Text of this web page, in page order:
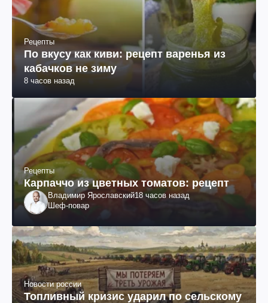
Рецепты
По вкусу как киви: рецепт варенья из
кабачков не зиму
8 часов назад
Рецепты
Карпаччо из цветных томатов: рецепт
Владимир Ярославский18 часов назад
Шеф-повар
Новости россии
Топливный кризис ударил по сельскому